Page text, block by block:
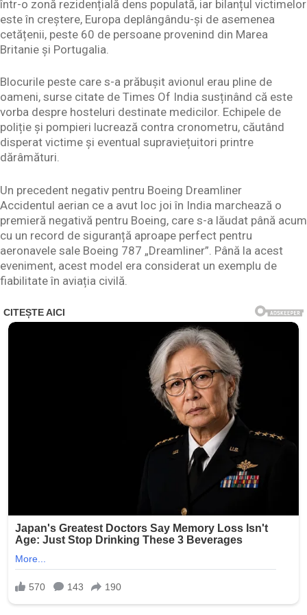
într-o zonă rezidențială dens populată, iar bilanțul victimelor
este în creștere, Europa deplângându-și de asemenea
cetățenii, peste 60 de persoane provenind din Marea
Britanie și Portugalia.
Blocurile peste care s-a prăbușit avionul erau pline de
oameni, surse citate de Times Of India susținând că este
vorba despre hosteluri destinate medicilor. Echipele de
poliție și pompieri lucrează contra cronometru, căutând
disperat victime și eventual supraviețuitori printre
dărâmături.
Un precedent negativ pentru Boeing Dreamliner
Accidentul aerian ce a avut loc joi în India marchează o
premieră negativă pentru Boeing, care s-a lăudat până acum
cu un record de siguranță aproape perfect pentru
aeronavele sale Boeing 787 „Dreamliner”. Până la acest
eveniment, acest model era considerat un exemplu de
fiabilitate în aviația civilă.